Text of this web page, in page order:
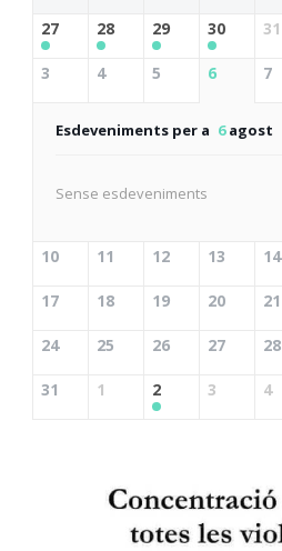
27 28 29 30 31
3 4 5 6 7
Esdeveniments per a 6agost
Sense esdeveniments
10 11 12 13 14
17 18 19 20 21
24 25 26 27 28
31 1 2 3 4